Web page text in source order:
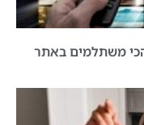
משתלמים באתר